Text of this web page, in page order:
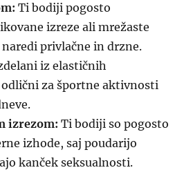
Ti bodiji pogosto
izreze ali mrežaste
privlačne in drzne.
iz elastičnih
za športne aktivnosti
izrezom: Ti bodiji so pogosto
izhode, saj poudarijo
kanček seksualnosti.